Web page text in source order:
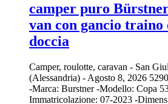
camper puro
van con gancio traino
doccia
Camper, roulotte, caravan - San
(Alessandria) - Agosto 8, 2026
-Marca: Burstner -Modello: Copa
Immatricolazione: 07-2023 -